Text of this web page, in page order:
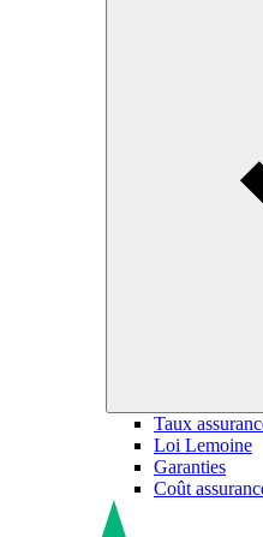
Taux
Loi Lemoine
Garanties
Coût